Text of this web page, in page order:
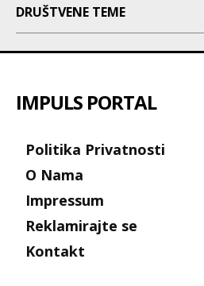
DRUŠTVENE TEME
IMPULS PORTAL
Politika Privatnosti
O Nama
Impressum
Reklamirajte se
Kontakt